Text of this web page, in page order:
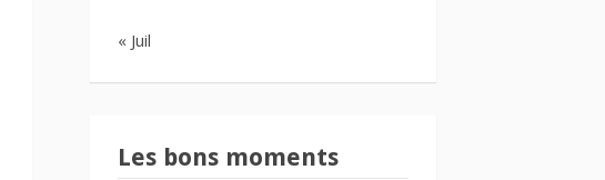
« Juil
Les bons moments